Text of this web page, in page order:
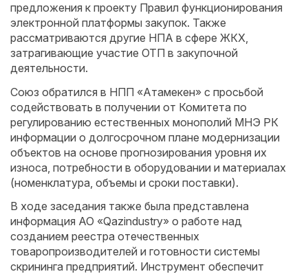
предложения к проекту Правил функционирования
электронной платформы закупок. Также
рассматриваются другие НПА в сфере ЖКХ,
затрагивающие участие ОТП в закупочной
деятельности.
Союз обратился в НПП «Атамекен» с просьбой
содействовать в получении от Комитета по
регулированию естественных монополий МНЭ РК
информации о долгосрочном плане модернизации
объектов на основе прогнозирования уровня их
износа, потребности в оборудовании и материалах
(номенклатура, объемы и сроки поставки).
В ходе заседания также была представлена
информация АО «Qazindustry» о работе над
созданием реестра отечественных
товаропроизводителей и готовности системы
скрининга предприятий. Инструмент обеспечит